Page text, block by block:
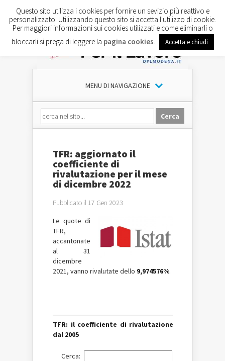
MENU DI NAVIGAZIONE
TFR: aggiornato il
coefficiente di
rivalutazione per il mese
di dicembre 2022
Pubblicato il 17 Gen 2023
Le quote di
TFR,
accantonate
al 31
dicembre
2021, vanno rivalutate dello 9,974576%.
TFR: il coefficiente di rivalutazione
dal 2005
Cerca:
Questo sito utilizza i cookies per fornire un sevizio più reattivo e
personalizzato. Utilizzando questo sito si accetta l'utilizzo di cookie.
Per maggiori informazioni sui cookies utilizzati e come eliminarli o
bloccarli si prega di leggere la pagina cookies Accetta e chiudi